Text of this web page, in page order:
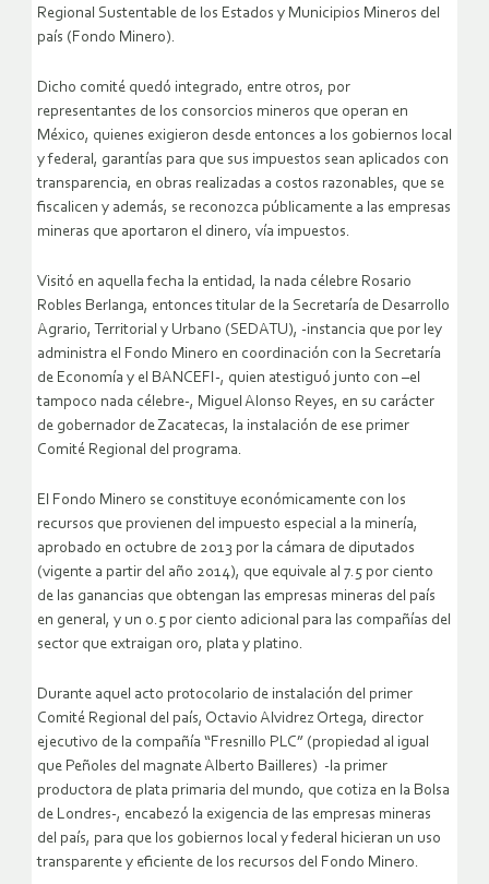
Regional Sustentable de los Estados y Municipios Mineros del
país (Fondo Minero).
Dicho comité quedó integrado, entre otros, por
representantes de los consorcios mineros que operan en
México, quienes exigieron desde entonces a los gobiernos local
y federal, garantías para que sus impuestos sean aplicados con
transparencia, en obras realizadas a costos razonables, que se
fiscalicen y además, se reconozca públicamente a las empresas
mineras que aportaron el dinero, vía impuestos.
Visitó en aquella fecha la entidad, la nada célebre Rosario
Robles Berlanga, entonces titular de la Secretaría de Desarrollo
Agrario, Territorial y Urbano (SEDATU), -instancia que por ley
administra el Fondo Minero en coordinación con la Secretaría
de Economía y el BANCEFI-, quien atestiguó junto con –el
tampoco nada célebre-, Miguel Alonso Reyes, en su carácter
de gobernador de Zacatecas, la instalación de ese primer
Comité Regional del programa.
El Fondo Minero se constituye económicamente con los
recursos que provienen del impuesto especial a la minería,
aprobado en octubre de 2013 por la cámara de diputados
(vigente a partir del año 2014), que equivale al 7.5 por ciento
de las ganancias que obtengan las empresas mineras del país
en general, y un 0.5 por ciento adicional para las compañías del
sector que extraigan oro, plata y platino.
Durante aquel acto protocolario de instalación del primer
Comité Regional del país, Octavio Alvidrez Ortega, director
ejecutivo de la compañía “Fresnillo PLC” (propiedad al igual
que Peñoles del magnate Alberto Bailleres) -la primer
productora de plata primaria del mundo, que cotiza en la Bolsa
de Londres-, encabezó la exigencia de las empresas mineras
del país, para que los gobiernos local y federal hicieran un uso
transparente y eficiente de los recursos del Fondo Minero.